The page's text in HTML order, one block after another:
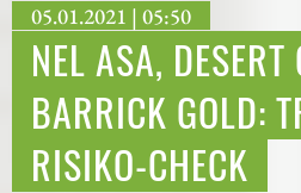
05.01.2021 | 05:50
NEL ASA, DESERT
BARRICK GOLD:
RISIKO-CHECK